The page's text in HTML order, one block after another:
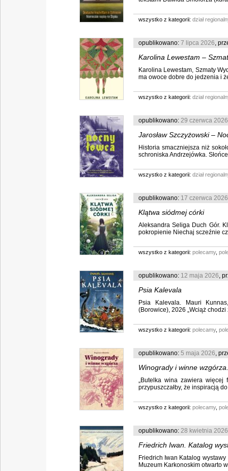
wszystko z kategorii: dział
opublikowano: 7 lipca 2026,
Karolina Lewestam –
Karolina Lewestam, Szmaty
ma owoce dobre do jedzenia i
wszystko z kategorii: dział
opublikowano: 29 czerwca 2026
Jarosław Szczyżowski –
Historia smaczniejsza niż
schroniska Andrzejówka.
wszystko z kategorii: dział
opublikowano: 17 czerwca 2026
Klątwa siódmej córki
Aleksandra Seliga Duch Gór.
pokropienie Niechaj sczeźnie
wszystko z kategorii: polecamy,
opublikowano: 12 maja 2026,
Psia Kalevala
Psia Kalevala. Mauri
(Borowice), 2026 „Wciąż
wszystko z kategorii: polecamy,
opublikowano: 5 maja 2026,
Winogrady i winne
Dagmara Adamska
„Butelka wina zawiera więcej
przypuszczałby, że inspiracją
wszystko z kategorii: polecamy,
opublikowano: 28 kwietnia 2026
Friedrich Iwan. Katalog
Friedrich Iwan Katalog
Muzeum Karkonoskim otwarto